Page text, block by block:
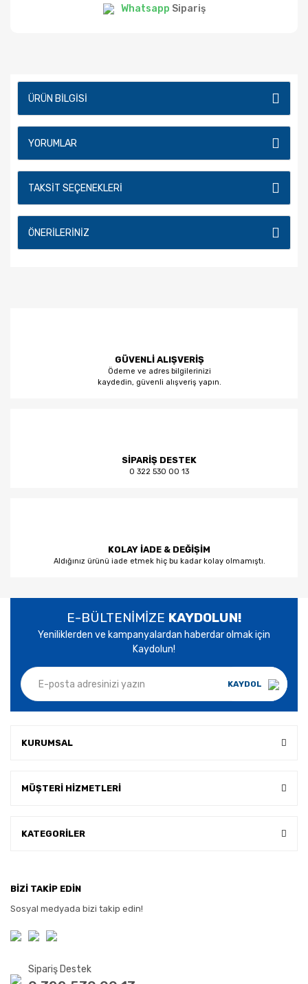
Whatsapp Sipariş
ÜRÜN BILGISI
YORUMLAR
TAKSIT SEÇENEKLERI
ÖNERILERINIZ
GÜVENLİ ALIŞVERİŞ
Ödeme ve adres bilgilerinizi
kaydedin, güvenli alışveriş yapın.
SİPARİŞ DESTEK
0 322 530 00 13
KOLAY İADE & DEĞİŞİM
Aldığınız ürünü iade etmek hiç bu kadar kolay olmamıştı.
E-BÜLTENİMİZE KAYDOLUN!
Yeniliklerden ve kampanyalardan haberdar olmak için
Kaydolun!
KAYDOL
KURUMSAL
MÜŞTERİ HİZMETLERİ
KATEGORİLER
BİZİ TAKİP EDİN
Sosyal medyada bizi takip edin!
Sipariş Destek